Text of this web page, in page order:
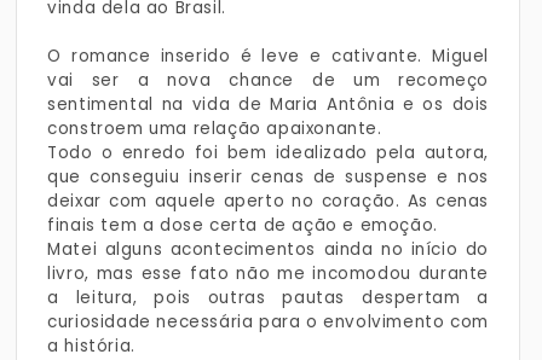
vinda dela ao Brasil.
O romance inserido é leve e cativante. Miguel
vai ser a nova chance de um recomeço
sentimental na vida de Maria Antônia e os dois
constroem uma relação apaixonante.
Todo o enredo foi bem idealizado pela autora,
que conseguiu inserir cenas de suspense e nos
deixar com aquele aperto no coração. As cenas
finais tem a dose certa de ação e emoção.
Matei alguns acontecimentos ainda no início do
livro, mas esse fato não me incomodou durante
a leitura, pois outras pautas despertam a
curiosidade necessária para o envolvimento com
a história.